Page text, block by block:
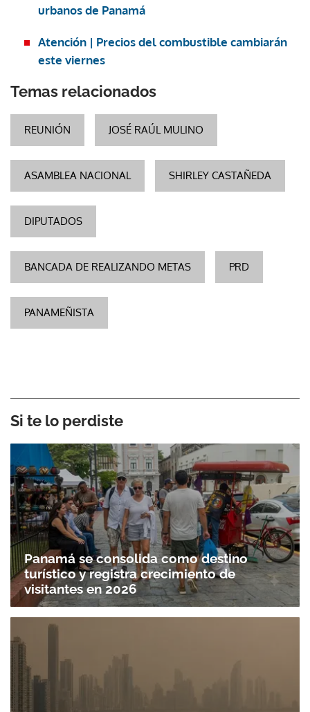
urbanos de Panamá
Atención | Precios del combustible cambiarán
este viernes
Temas relacionados
REUNIÓN JOSÉ RAÚL MULINO
ASAMBLEA NACIONAL SHIRLEY CASTAÑEDA
DIPUTADOS
BANCADA DE REALIZANDO METAS PRD
PANAMEÑISTA
Si te lo perdiste
Panamá se consolida como destino
turístico y registra crecimiento de
visitantes en 2026